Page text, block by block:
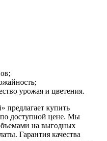
урожая и цветения.
предлагает купить
доступной цене. Мы
на выгодных
Гарантия качества